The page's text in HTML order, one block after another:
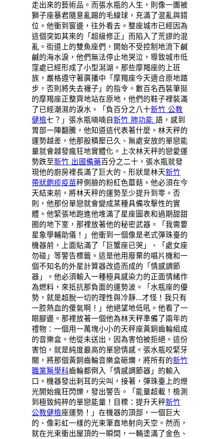
走出來的藝術品。而張水瓶的人生，則像一團被
獅子座暴君隨意亂踢的毛線球，充滿了混亂與錯
位。他衝到窗邊，往外看去。整座城市已經因為
這個突如其來的「超級修正」而陷入了荒謬的混
亂。街道上的雙魚座們，開始不受控制地流下鹹
鹹的海水淚，他們無法停止地哭泣，導致城市低
窪處已經形成了小型潟湖。那些摩羯座的上班
族，嚴格遵守著廣播中「摩羯座今天適合原地踏
步，否則將失去襪子」的指令。數百名西裝筆挺
的摩羯座正整齊地站在原地，他們的鞋子裡裝滿
了已經潮濕的淚水。「負百分之八十新竹 公教
健檢七？」張水瓶喃喃自新竹 肺功能語，感到
胃部一陣翻騰，他知道這代表著什麼。林天秤的
運勢越差，他那股積壓已久、無處安放的單戀能
量就會越發瘋狂地實體化。上次林天秤的戀愛運
勢跌至新竹 出國備藥百分之二十，張水瓶就發
現他的廚房裡長滿了巨大的、形狀是林天新竹
帶狀皰疹疫苗秤側臉的粉紅色蘑菇。他必須在今
天結束前，將林天秤的運勢至少提升到零。否
則，他那份單戀就會變成某種具備攻擊性的實
體。他緊張地跑進他堆滿了星座圖表和過期甜甜
圈的地下室，那裡放著他的秘密武器。「我需要
星象學輔助儀！」他衝到一個像是老式彈珠臺的
機器前，上面貼滿了「巨蟹座已哭」、「處女座
勿碰」等警告標籤。這是他用廢棄的唱片機和一
個不知名的外星計算器改造而成的「情感調節
器」。他必須輸入一種極具感染力的正面情緒作
為燃料，來抵抗那負面的運勢波。「水瓶座的優
勢，就是超脫一切的理性與冷靜…才怪！我只有
一腔熱血的傻氣啊！」他絕望地低吼。他看了一
眼腳邊。那裡放著一個他為林天秤準備了兩年的
禮物：一個用一萬塊小小的天秤座黃銅齒輪組成
的音樂盒。他從未送出，因為害怕被拒絕。這份
害怕，就是純度最高的單戀情感。張水瓶咬緊牙
關，將那個黃銅齒輪音樂盒砸爛，將所有的新竹
職業醫學科齒輪都倒入「情感調節器」的輸入
口。機器發出刺耳的尖叫，接著，彈珠臺上的燈
光開始瘋狂閃爍，發出警告。「能量超載！檢測
到極致純粹的單戀能量！目標：提升天秤新竹
公教健檢座運勢！」在機器的頂部，一個巨大
的、像彩虹一樣的光束筆直地射向天空。然而，
就在光束衝出屋頂的一瞬間，一輛塗滿了金色、